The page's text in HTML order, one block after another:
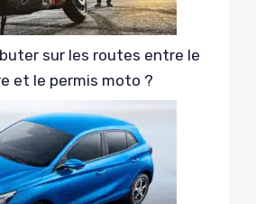
sur les routes entre le
et le permis moto ?